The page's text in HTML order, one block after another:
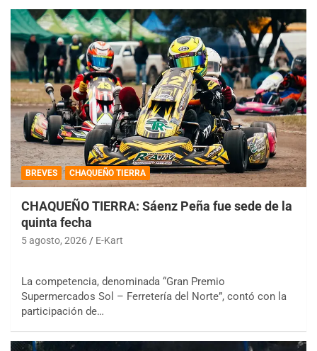
BREVES CHAQUEÑO TIERRA
CHAQUEÑO TIERRA: Sáenz Peña fue sede de la
quinta fecha
5 agosto, 2026 E-Kart
La competencia, denominada “Gran Premio
Supermercados Sol – Ferretería del Norte”, contó con la
participación de…